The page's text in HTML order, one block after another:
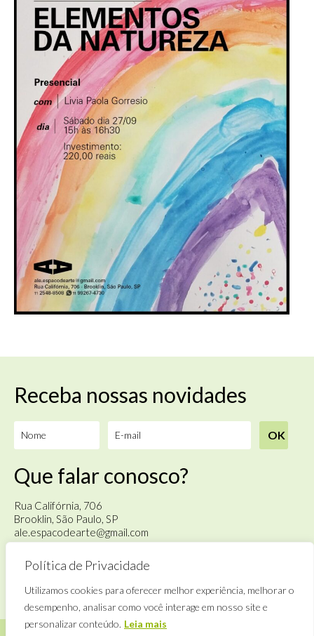
Política de Privacidade
Utilizamos cookies para oferecer melhor experiência, melhorar o
desempenho, analisar como você interage em nosso site e
personalizar conteúdo. Leia mais
Receba nossas novidades
Que falar conosco?
Rua Califórnia, 706
Brooklin, São Paulo, SP
ale.espacodearte@gmail.com
Terça à sábado